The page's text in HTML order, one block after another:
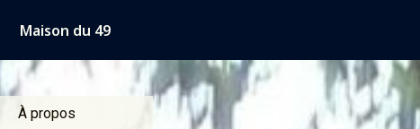
contenu
Maison du 49
À propos